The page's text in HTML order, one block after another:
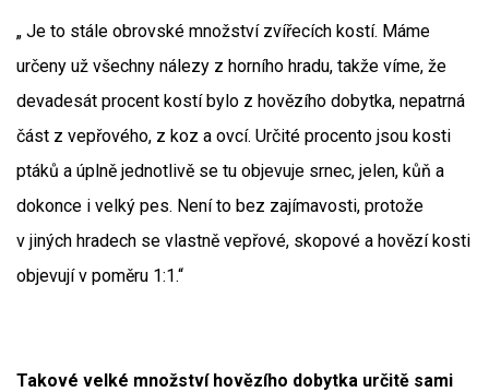
„ Je to stále obrovské množství zvířecích kostí. Máme
určeny už všechny nálezy z horního hradu, takže víme, že
devadesát procent kostí bylo z hovězího dobytka, nepatrná
část z vepřového, z koz a ovcí. Určité procento jsou kosti
ptáků a úplně jednotlivě se tu objevuje srnec, jelen, kůň a
dokonce i velký pes. Není to bez zajímavosti, protože
v jiných hradech se vlastně vepřové, skopové a hovězí kosti
objevují v poměru 1:1.“
Takové velké množství hovězího dobytka určitě sami